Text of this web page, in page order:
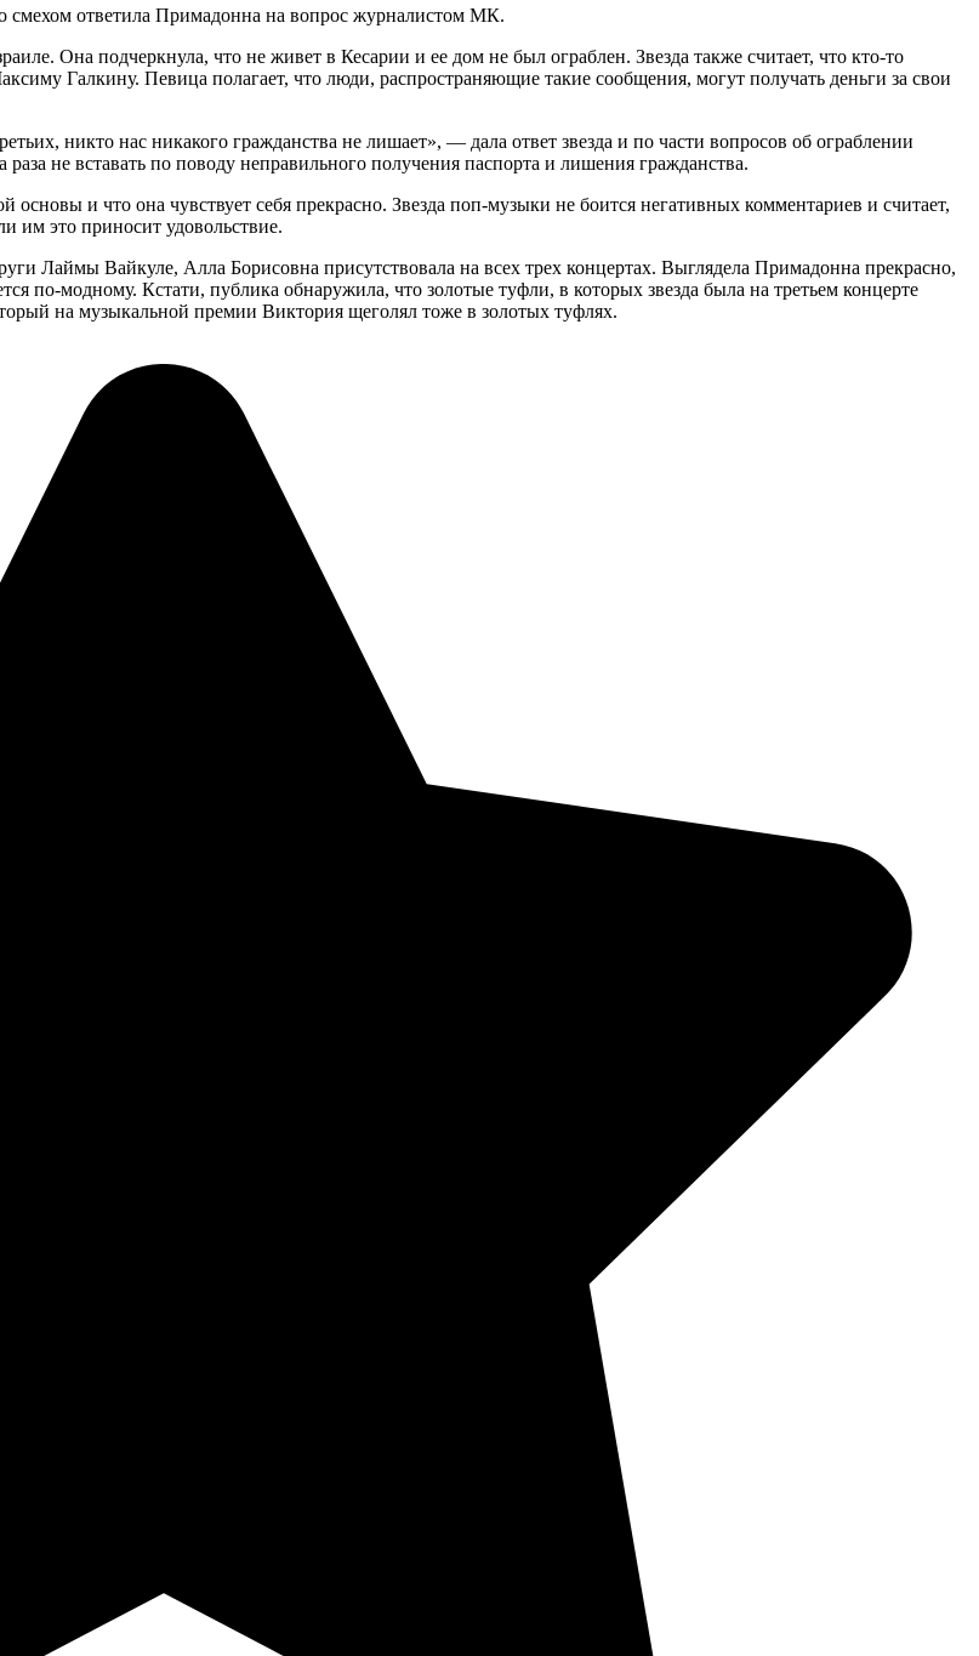
ответила Примадонна на вопрос журналистом МК.
Она подчеркнула, что не живет в Кесарии и ее дом не был ограблен. Звезда также считает, что кто-то
Галкину. Певица полагает, что люди, распространяющие такие сообщения, могут получать деньги за свои
никто нас никакого гражданства не лишает», — дала ответ звезда и по части вопросов об ограблении
не вставать по поводу неправильного получения паспорта и лишения гражданства.
и что она чувствует себя прекрасно. Звезда поп-музыки не боится негативных комментариев и считает,
им это приносит удовольствие.
Лаймы Вайкуле, Алла Борисовна присутствовала на всех трех концертах. Выглядела Примадонна прекрасно,
по-модному. Кстати, публика обнаружила, что золотые туфли, в которых звезда была на третьем концерте
на музыкальной премии Виктория щеголял тоже в золотых туфлях.